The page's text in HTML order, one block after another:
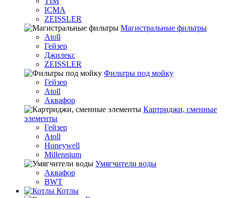
ICMA
ZEISSLER
Магистральные фильтры
Atoll
Гейзер
Джилекс
ZEISSLER
Фильтры под мойку
Гейзер
Atoll
Аквафор
Картриджи, сменные
элементы
Гейзер
Atoll
Honeywell
Millennium
Умягчители воды
Аквафор
BWT
Котлы